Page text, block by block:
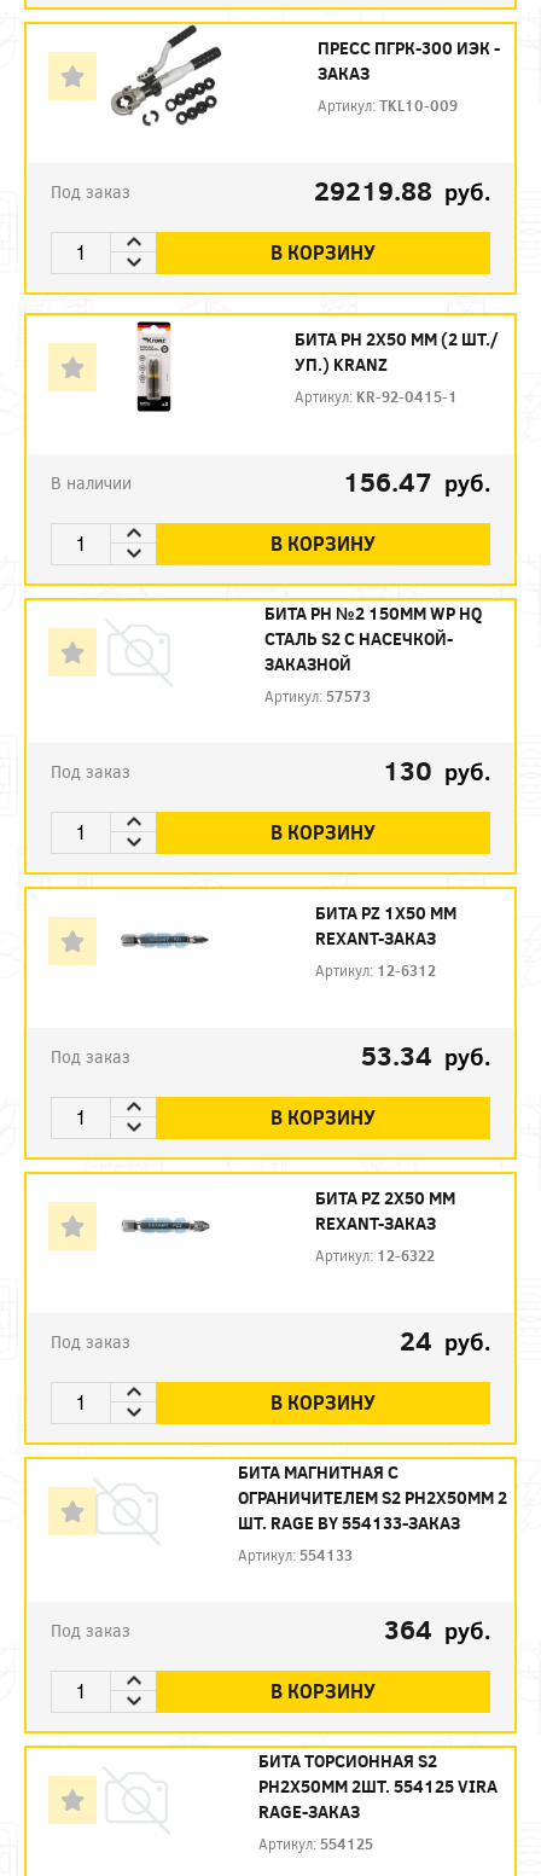
ПРЕСС ПГРК-300 ИЭК -
ЗАКАЗ
Артикул:TKL10-009
Под заказ 29219.88 руб.
В КОРЗИНУ
БИТА PH 2Х50 ММ (2 ШТ./
УП.) KRANZ
Артикул: KR-92-0415-1
В наличии 156.47 руб.
В КОРЗИНУ
БИТА PH №2 150ММ WP HQ
СТАЛЬ S2 С НАСЕЧКОЙ-
ЗАКАЗНОЙ
Артикул: 57573
Под заказ 130 руб.
В КОРЗИНУ
БИТА PZ 1X50 ММ
REXANT-ЗАКАЗ
Артикул: 12-6312
Под заказ 53.34 руб.
В КОРЗИНУ
БИТА PZ 2X50 ММ
REXANT-ЗАКАЗ
Артикул: 12-6322
Под заказ 24 руб.
В КОРЗИНУ
БИТА МАГНИТНАЯ С
ОГРАНИЧИТЕЛЕМ S2 PH2X50ММ 2
ШТ. RAGE BY 554133-ЗАКАЗ
Артикул: 554133
Под заказ 364 руб.
В КОРЗИНУ
БИТА ТОРСИОННАЯ S2
PH2X50ММ 2ШТ. 554125 VIRA
RAGE-ЗАКАЗ
Артикул: 554125